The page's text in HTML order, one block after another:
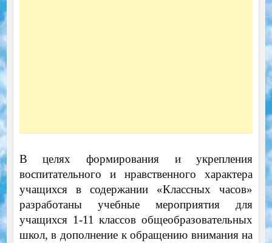
В целях формирования и укрепления
воспитательного и нравственного характера
учащихся в содержании «Классных часов»
разработаны учебные мероприятия для
учащихся 1-11 классов общеобразовательных
школ, в дополнение к обращению внимания на